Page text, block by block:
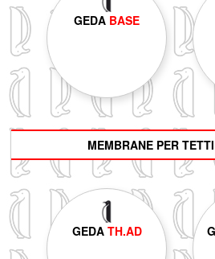
GEDA BASE
MEMBRANE PER
GEDATH.AD